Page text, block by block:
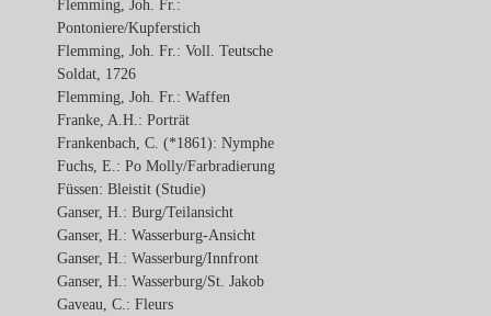
Flemming, Joh. Fr.:
Pontoniere/Kupferstich
Flemming, Joh. Fr.: Voll. Teutsche
Soldat, 1726
Flemming, Joh. Fr.: Waffen
Franke, A.H.: Porträt
Frankenbach, C. (*1861): Nymphe
Fuchs, E.: Po Molly/Farbradierung
Füssen: Bleistit (Studie)
Ganser, H.: Burg/Teilansicht
Ganser, H.: Wasserburg-Ansicht
Ganser, H.: Wasserburg/Innfront
Ganser, H.: Wasserburg/St. Jakob
Gaveau, C.: Fleurs